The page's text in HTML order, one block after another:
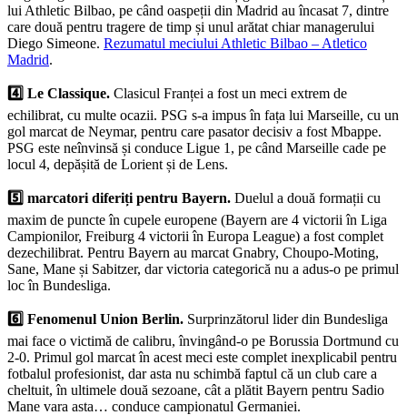
lui Athletic Bilbao, pe când oaspeții din Madrid au încasat 7, dintre
care două pentru tragere de timp și unul arătat chiar managerului
Diego Simeone. Rezumatul meciului Athletic Bilbao – Atletico
Madrid.
4️⃣ Le Classique. Clasicul Franței a fost un meci extrem de
echilibrat, cu multe ocazii. PSG s-a impus în fața lui Marseille, cu un
gol marcat de Neymar, pentru care pasator decisiv a fost Mbappe.
PSG este neînvinsă și conduce Ligue 1, pe când Marseille cade pe
locul 4, depășită de Lorient și de Lens.
5️⃣ marcatori diferiți pentru Bayern. Duelul a două formații cu
maxim de puncte în cupele europene (Bayern are 4 victorii în Liga
Campionilor, Freiburg 4 victorii în Europa League) a fost complet
dezechilibrat. Pentru Bayern au marcat Gnabry, Choupo-Moting,
Sane, Mane și Sabitzer, dar victoria categorică nu a adus-o pe primul
loc în Bundesliga.
6️⃣ Fenomenul Union Berlin. Surprinzătorul lider din Bundesliga
mai face o victimă de calibru, învingând-o pe Borussia Dortmund cu
2-0. Primul gol marcat în acest meci este complet inexplicabil pentru
fotbalul profesionist, dar asta nu schimbă faptul că un club care a
cheltuit, în ultimele două sezoane, cât a plătit Bayern pentru Sadio
Mane vara asta… conduce campionatul Germaniei.